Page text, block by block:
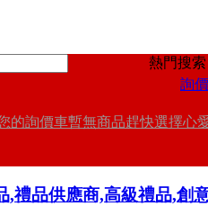
熱門搜索
詢
的詢價車暫無商品趕快選擇心
,禮品供應商,高級禮品,創